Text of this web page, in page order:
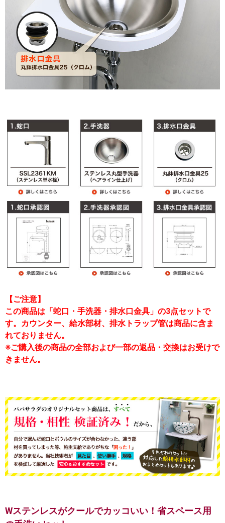
【ご注意】
この商品は「蛇口・手洗器・排水口金具」の3点セットで
す。カウンター、給水部材、排水トラップ管は商品に含ま
れておりません。
※ご購入後の商品の全部および一部の返品・交換はお受けで
きません。
Wステンレスがクールでカッコいい！省スペース用